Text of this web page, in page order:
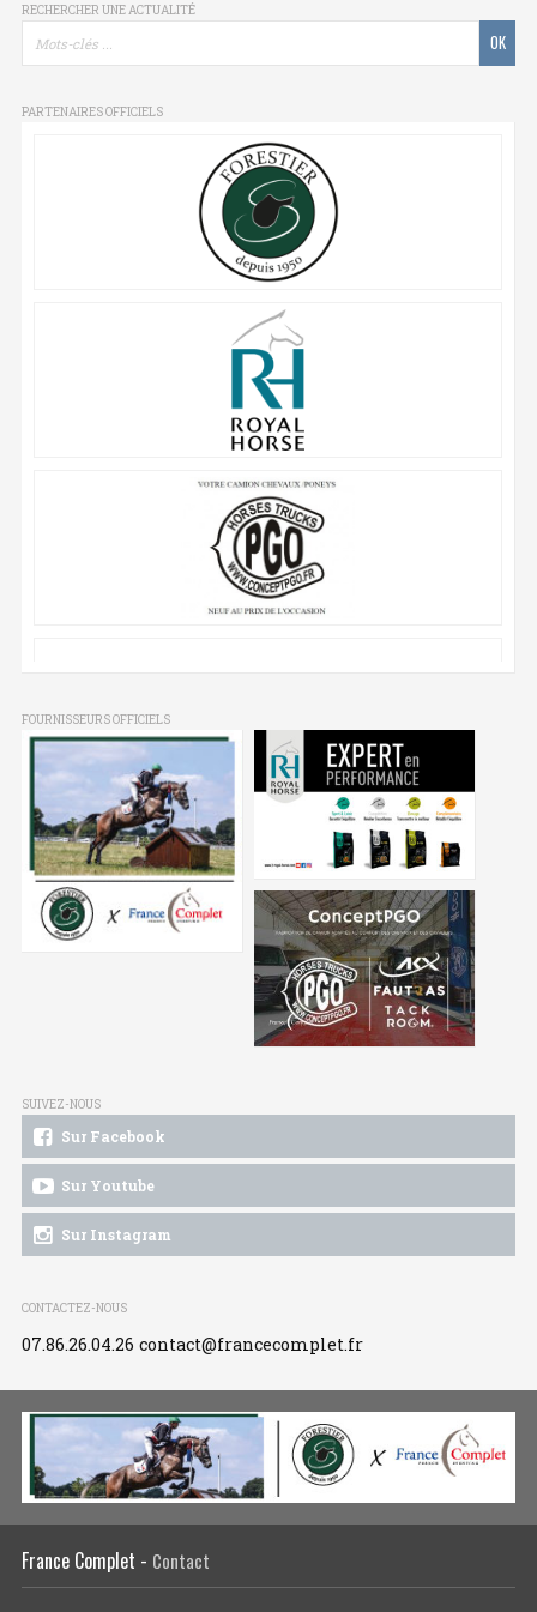
RECHERCHER UNE ACTUALITÉ
PARTENAIRES OFFICIELS
FOURNISSEURS OFFICIELS
SUIVEZ-NOUS
Sur Facebook
Sur Youtube
Sur Instagram
CONTACTEZ-NOUS
07.86.26.04.26 contact@francecomplet.fr
France Complet - Contact